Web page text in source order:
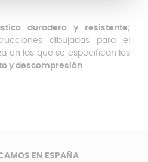
duradero y resistente;
dibujadas para el
en las que se especifican los
y descompresión.
EN ESPAÑA